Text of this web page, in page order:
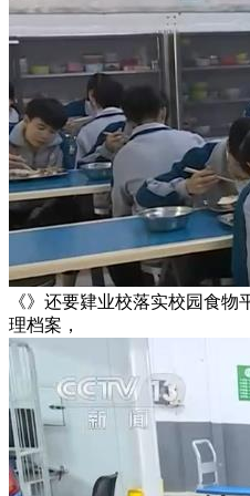
《》还要肄业校落实校园食
理档案，